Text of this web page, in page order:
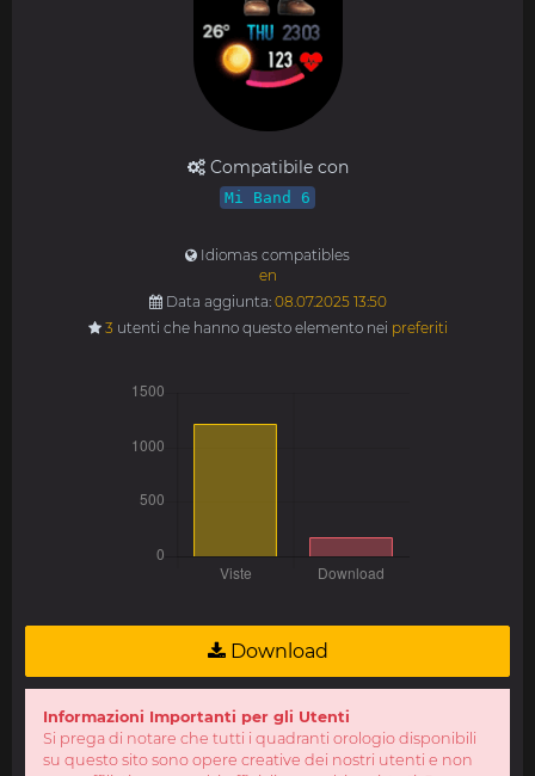
Compatibile con
Mi Band 6
Idiomas compatibles
en
Data aggiunta: 08.07.2025 13:50
3 utenti che hanno questo elemento nei preferiti
Download
Informazioni Importanti per gli Utenti
Si prega di notare che tutti i quadranti orologio disponibili
su questo sito sono opere creative dei nostri utenti e non